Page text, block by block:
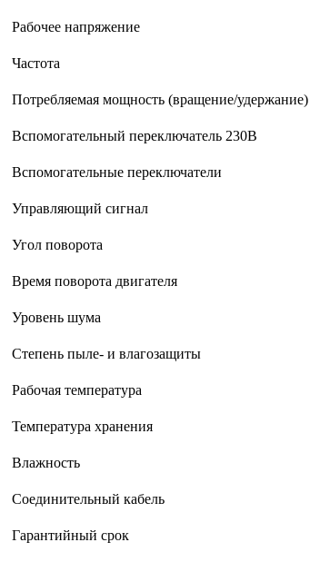
Рабочее напряжение
Частота
Потребляемая мощность (вращение/удержание)
Вспомогательный переключатель 230B
Вспомогательные переключатели
Управляющий сигнал
Угол поворота
Время поворота двигателя
Уровень шума
Степень пыле- и влагозащиты
Рабочая температура
Температура хранения
Влажность
Соединительный кабель
Гарантийный срок